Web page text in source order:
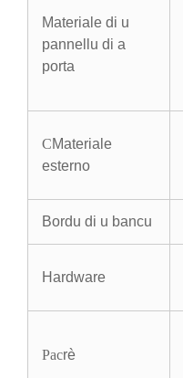
Materiale di u
pannellu di a
porta
CMateriale
esterno
Bordu di u bancu
Hardware
Pacrè